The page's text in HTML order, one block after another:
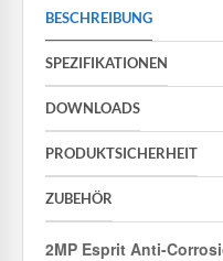
BESCHREIBUNG
SPEZIFIKATIONEN
DOWNLOADS
PRODUKTSICHERHEIT
ZUBEHÖR
2MP Esprit Anti-